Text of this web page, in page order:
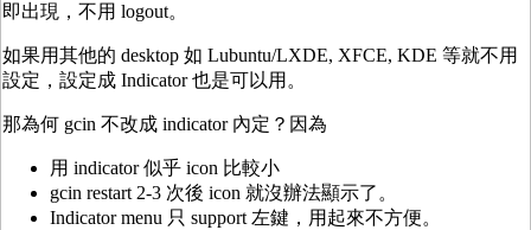
即出現，不用 logout。
如果用其他的 desktop 如 Lubuntu/LXDE, XFCE, KDE 等就不用
設定，設定成 Indicator 也是可以用。
那為何 gcin 不改成 indicator 內定？因為
用 indicator 似乎 icon 比較小
gcin restart 2-3 次後 icon 就沒辦法顯示了。
Indicator menu 只 support 左鍵，用起來不方便。